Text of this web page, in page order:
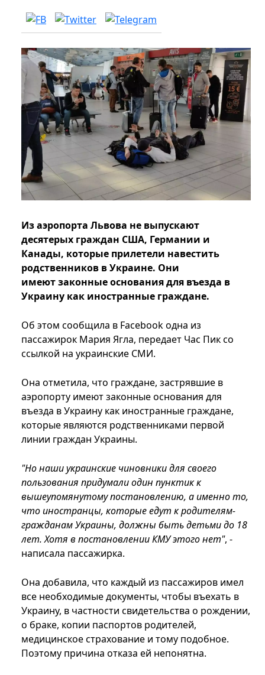
Из аэропорта Львова не выпускают
десятерых граждан США, Германии и
Канады, которые прилетели навестить
родственников в Украине. Они
имеют законные основания для въезда в
Украину как иностранные граждане.
Об этом сообщила в Facebook одна из
пассажирок Мария Ягла, передает Час Пик со
ссылкой на украинские СМИ.
Она отметила, что граждане, застрявшие в
аэропорту имеют законные основания для
въезда в Украину как иностранные граждане,
которые являются родственниками первой
линии граждан Украины.
"Но наши украинские чиновники для своего
пользования придумали один пунктик к
вышеупомянутому постановлению, а именно то,
что иностранцы, которые едут к родителям-
гражданам Украины, должны быть детьми до 18
лет. Хотя в постановлении КМУ этого нет", -
написала пассажирка.
Она добавила, что каждый из пассажиров имел
все необходимые документы, чтобы въехать в
Украину, в частности свидетельства о рождении,
о браке, копии паспортов родителей,
медицинское страхование и тому подобное.
Поэтому причина отказа ей непонятна.